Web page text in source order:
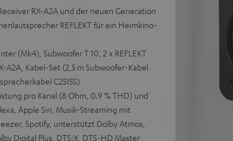
RX-A2A und der neuen Generation
REFLEKT für ein Heimkino-
(Mk4), Subwoofer T 10, 2 x REFLEKT
A2A, Kabel-Set (2,5 m Subwoofer-Kabel
C2515S)
pro Kanal (8 Ohm, 0.9 % THD) und
Apple Siri, Musik-Streaming mit
Spotify, unterstützt Dolby Atmos,
Digital Plus, DTS:X, DTS-HD Master